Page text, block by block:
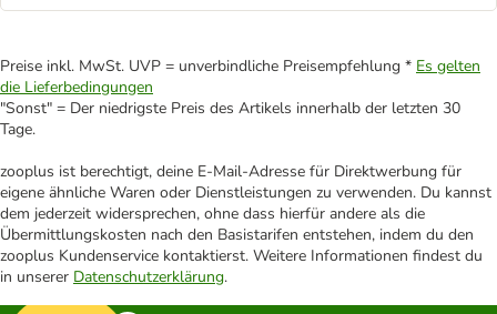
Preise inkl. MwSt. UVP = unverbindliche Preisempfehlung * Es gelten
die Lieferbedingungen
"Sonst" = Der niedrigste Preis des Artikels innerhalb der letzten 30
Tage.
zooplus ist berechtigt, deine E-Mail-Adresse für Direktwerbung für
eigene ähnliche Waren oder Dienstleistungen zu verwenden. Du kannst
dem jederzeit widersprechen, ohne dass hierfür andere als die
Übermittlungskosten nach den Basistarifen entstehen, indem du den
zooplus Kundenservice kontaktierst. Weitere Informationen findest du
in unserer Datenschutzerklärung.